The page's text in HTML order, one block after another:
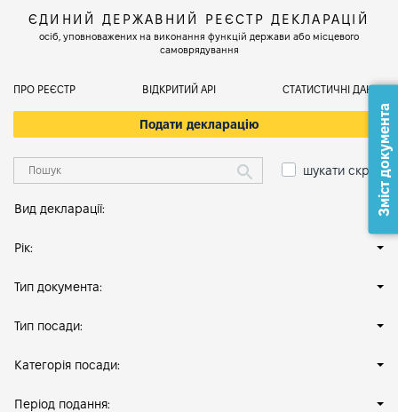
ЄДИНИЙ ДЕРЖАВНИЙ РЕЄСТР ДЕКЛАРАЦІЙ
осіб, уповноважених на виконання функцій держави або місцевого
самоврядування
ПРО РЕЄСТР ВІДКРИТИЙ АРІ СТАТИСТИЧНІ ДАНІ
Подати декларацію
шукати скрізь
Вид декларації:
Рік:
Тип документа:
Тип посади:
Категорія посади:
Період подання:
Зміст документа